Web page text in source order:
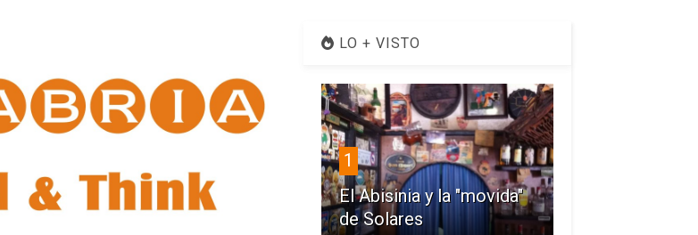
LO + VISTO
1
El Abisinia y la "movida"
de Solares